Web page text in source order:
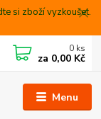
si zboží vyzkoušet.
Menu
0 ks
za 0,00 Kč